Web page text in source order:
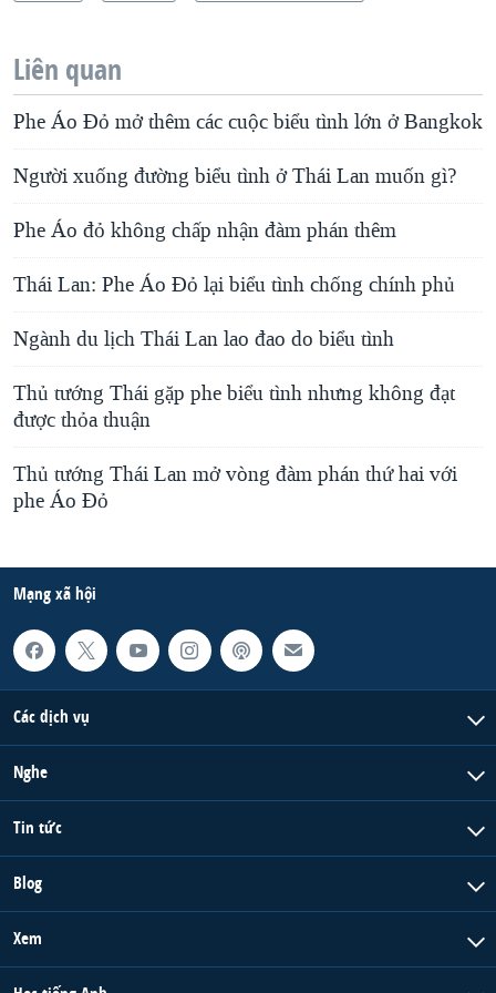
Liên quan
Phe Áo Ðỏ mở thêm các cuộc biểu tình lớn ở Bangkok
Người xuống đường biểu tình ở Thái Lan muốn gì?
Phe Áo đỏ không chấp nhận đàm phán thêm
Thái Lan: Phe Áo Đỏ lại biểu tình chống chính phủ
Ngành du lịch Thái Lan lao đao do biểu tình
Thủ tướng Thái gặp phe biểu tình nhưng không đạt
được thỏa thuận
Thủ tướng Thái Lan mở vòng đàm phán thứ hai với
phe Áo Ðỏ
Mạng xã hội
Các dịch vụ
Nghe
Tin tức
Blog
Xem